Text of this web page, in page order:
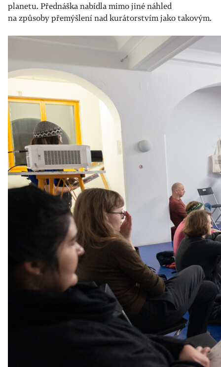
planetu. Přednáška nabídla mimo jiné náhled
na způsoby přemýšlení nad kurátorstvím jako takovým.